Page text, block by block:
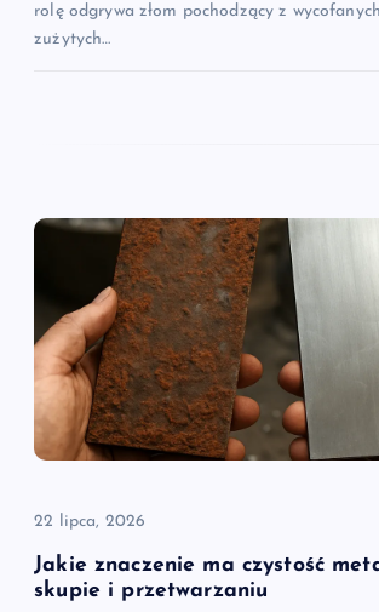
rolę odgrywa złom pochodzący z
zużytych…
22 lipca, 2026
Jakie znaczenie ma czystość
skupie i przetwarzaniu